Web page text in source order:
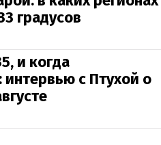
градусов
и когда
интервью с Птухой о